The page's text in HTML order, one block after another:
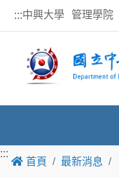
:::中興大學 管理學院
:::
首頁 最新消息